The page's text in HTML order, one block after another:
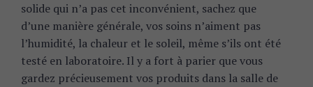
solide qui n’a pas cet inconvénient, sachez que
d’une manière générale, vos soins n’aiment pas
l’humidité, la chaleur et le soleil, même s’ils ont été
testé en laboratoire. Il y a fort à parier que vous
gardez précieusement vos produits dans la salle de